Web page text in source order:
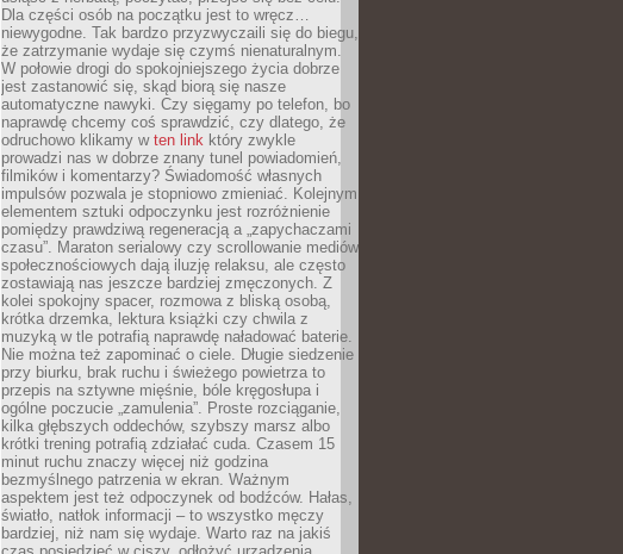
Dla części osób na początku jest to wręcz…
niewygodne. Tak bardzo przyzwyczaili się do biegu,
że zatrzymanie wydaje się czymś nienaturalnym.
W połowie drogi do spokojniejszego życia dobrze
jest zastanowić się, skąd biorą się nasze
automatyczne nawyki. Czy sięgamy po telefon, bo
naprawdę chcemy coś sprawdzić, czy dlatego, że
odruchowo klikamy w ten link który zwykle
prowadzi nas w dobrze znany tunel powiadomień,
filmików i komentarzy? Świadomość własnych
impulsów pozwala je stopniowo zmieniać. Kolejnym
elementem sztuki odpoczynku jest rozróżnienie
pomiędzy prawdziwą regeneracją a „zapychaczami
czasu”. Maraton serialowy czy scrollowanie mediów
społecznościowych dają iluzję relaksu, ale często
zostawiają nas jeszcze bardziej zmęczonych. Z
kolei spokojny spacer, rozmowa z bliską osobą,
krótka drzemka, lektura książki czy chwila z
muzyką w tle potrafią naprawdę naładować baterie.
Nie można też zapominać o ciele. Długie siedzenie
przy biurku, brak ruchu i świeżego powietrza to
przepis na sztywne mięśnie, bóle kręgosłupa i
ogólne poczucie „zamulenia”. Proste rozciąganie,
kilka głębszych oddechów, szybszy marsz albo
krótki trening potrafią zdziałać cuda. Czasem 15
minut ruchu znaczy więcej niż godzina
bezmyślnego patrzenia w ekran. Ważnym
aspektem jest też odpoczynek od bodźców. Hałas,
światło, natłok informacji – to wszystko męczy
bardziej, niż nam się wydaje. Warto raz na jakiś